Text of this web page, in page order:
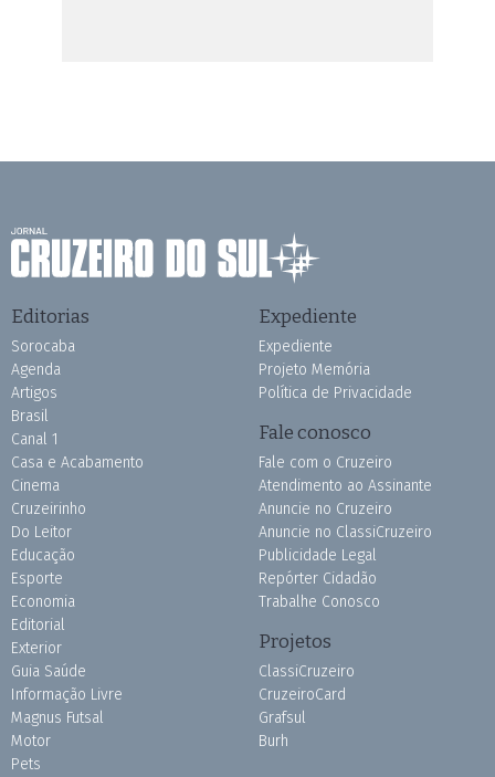
Editorias
Sorocaba
Agenda
Artigos
Brasil
Canal 1
Casa e Acabamento
Cinema
Cruzeirinho
Do Leitor
Educação
Esporte
Economia
Editorial
Exterior
Guia Saúde
Informação Livre
Magnus Futsal
Motor
Pets
Expediente
Expediente
Projeto Memória
Política de Privacidade
Fale conosco
Fale com o Cruzeiro
Atendimento ao Assinante
Anuncie no Cruzeiro
Anuncie no ClassiCruzeiro
Publicidade Legal
Repórter Cidadão
Trabalhe Conosco
Projetos
ClassiCruzeiro
CruzeiroCard
Grafsul
Burh